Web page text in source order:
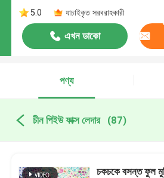
5.0
যাচাইকৃত সরবরাহকারী
এখন ডাকো
পণ্য
চীন পিইউ ফাক্স লেদার (87)
চকচকে বসন্ত ফুল